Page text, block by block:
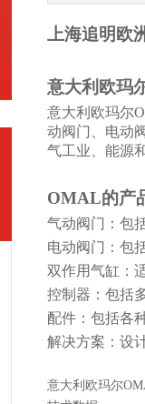
上海追明 欧
意大利欧玛
意大利欧玛尔
动阀门、电动
气工业、能源
OMAL的产
气动阀门：包
电动阀门：包
双作用气缸：
控制器：包括
配件：包括各
解决方案：设
意大利欧玛尔